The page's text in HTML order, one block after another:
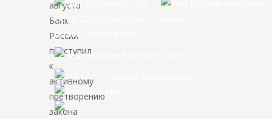
августа
Банк
России
приступил
к
активному
претворению
закона